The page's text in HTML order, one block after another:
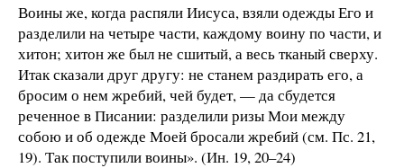
Воины же, когда распяли Иисуса, взяли одежды Его и
разделили на четыре части, каждому воину по части, и
хитон; хитон же был не сшитый, а весь тканый сверху.
Итак сказали друг другу: не станем раздирать его, а
бросим о нем жребий, чей будет, — да сбудется
реченное в Писании: разделили ризы Мои между
собою и об одежде Моей бросали жребий (см. Пс. 21,
19). Так поступили воины». (Ин. 19, 20–24)